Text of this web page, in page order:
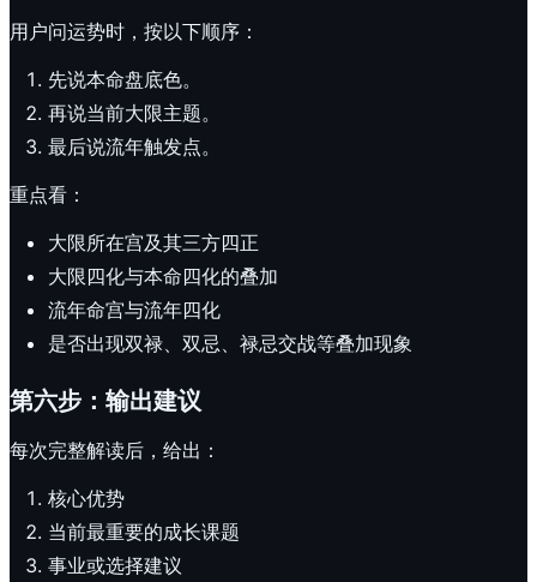
用户问运势时，按以下顺序：
先说本命盘底色。
再说当前大限主题。
最后说流年触发点。
重点看：
大限所在宫及其三方四正
大限四化与本命四化的叠加
流年命宫与流年四化
是否出现双禄、双忌、禄忌交战等叠加现象
第六步：输出建议
每次完整解读后，给出：
核心优势
当前最重要的成长课题
事业或选择建议